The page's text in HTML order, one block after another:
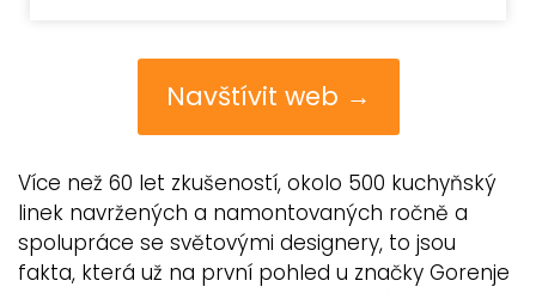
Navštívit web →
Více než 60 let zkušeností, okolo 500 kuchyňský
linek navržených a namontovaných ročně a
spolupráce se světovými designery, to jsou
fakta, která už na první pohled u značky Gorenje